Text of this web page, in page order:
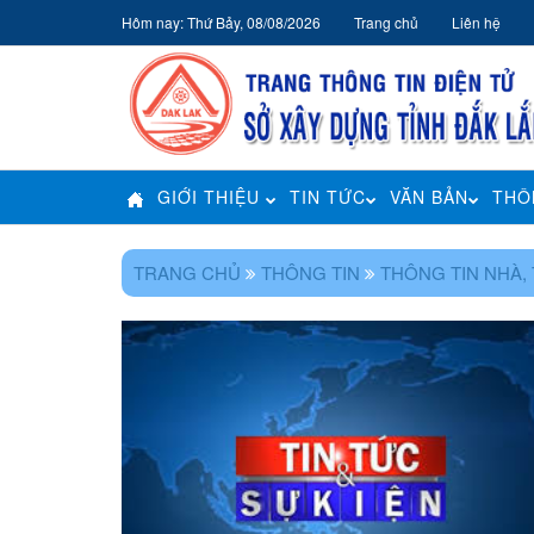
Hôm nay: Thứ Bảy, 08/08/2026 Trang chủ Liên hệ
GIỚI THIỆU TIN TỨC VĂN BẢN
TRANG CHỦ THÔNG TIN THÔNG TIN